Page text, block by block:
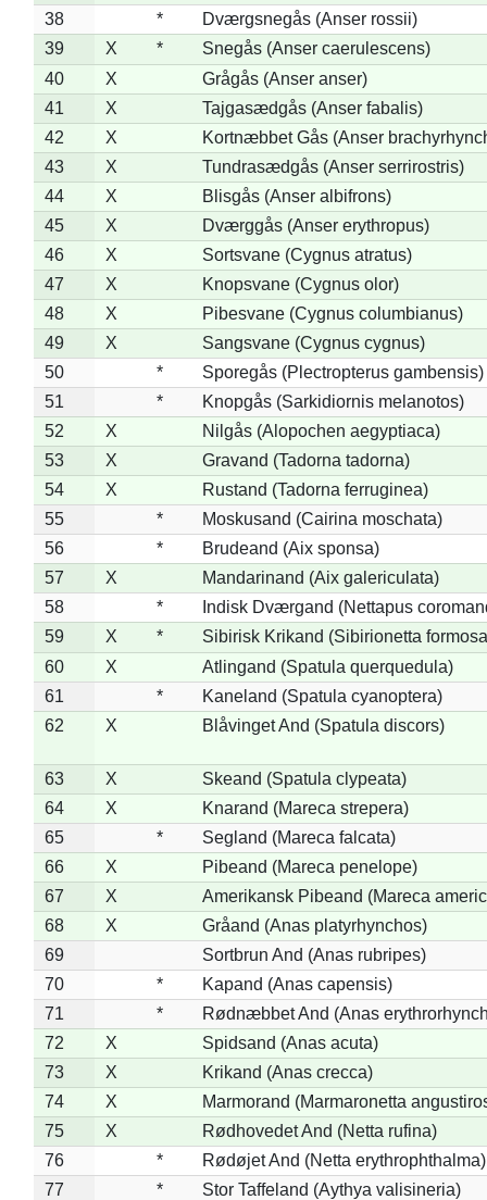
38
*
Dværgsnegås (Anser rossii)
39
X *
Snegås (Anser caerulescens)
40
X
Grågås (Anser anser)
41
X
Tajgasædgås (Anser fabalis)
42
X
Kortnæbbet Gås (Anser
43
X
Tundrasædgås (Anser serrirostris)
44
X
Blisgås (Anser albifrons)
45
X
Dværggås (Anser erythropus)
46
X
Sortsvane (Cygnus atratus)
47
X
Knopsvane (Cygnus olor)
48
X
Pibesvane (Cygnus columbianus)
49
X
Sangsvane (Cygnus cygnus)
50
*
Sporegås (Plectropterus gambensis)
51
*
Knopgås (Sarkidiornis melanotos)
52
X
Nilgås (Alopochen aegyptiaca)
53
X
Gravand (Tadorna tadorna)
54
X
Rustand (Tadorna ferruginea)
55
*
Moskusand (Cairina moschata)
56
*
Brudeand (Aix sponsa)
57
X
Mandarinand (Aix galericulata)
58
*
Indisk Dværgand (Nettapus
59
X *
Sibirisk Krikand (Sibirionetta
60
X
Atlingand (Spatula querquedula)
61
*
Kaneland (Spatula cyanoptera)
62
X Blåvinget And (Spatula discors)
63 X
Skeand (Spatula clypeata)
64
X
Knarand (Mareca strepera)
65
*
Segland (Mareca falcata)
66
X
Pibeand (Mareca penelope)
67
X
Amerikansk Pibeand (Mareca
68
X
Gråand (Anas platyrhynchos)
69
Sortbrun And (Anas rubripes)
70
*
Kapand (Anas capensis)
71
*
Rødnæbbet And (Anas
72
X
Spidsand (Anas acuta)
73
X
Krikand (Anas crecca)
74
X
Marmorand (Marmaronetta
75
X
Rødhovedet And (Netta rufina)
76
*
Rødøjet And (Netta erythrophthalma)
77
*
Stor Taffeland (Aythya valisineria)